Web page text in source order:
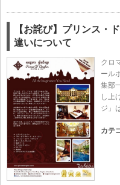
【お詫び】プリンス・
違いについて
クロ
ール
集部
し上
ジ」
カテ